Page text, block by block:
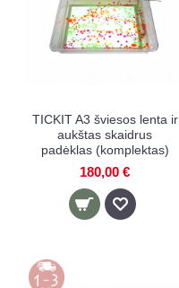
TICKIT A3 šviesos lenta ir
aukštas skaidrus
padėklas (komplektas)
180,00 €